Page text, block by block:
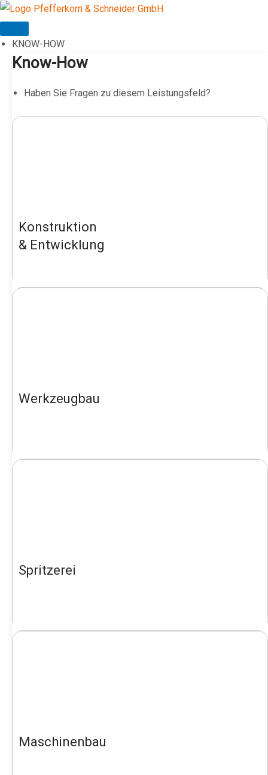
Zum
Inhalt
springen
KNOW-HOW
Know-How
Haben Sie Fragen zu diesem Leistungsfeld?
Konstruktion
& Entwicklung
Werkzeugbau
Spritzerei
Maschinenbau